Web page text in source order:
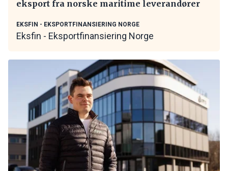
eksport fra norske maritime leverandører
EKSFIN - EKSPORTFINANSIERING NORGE
Eksfin - Eksportfinansiering Norge